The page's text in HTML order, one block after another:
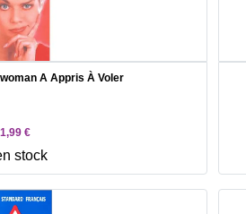
A Appris À Voler
1,99 €
stock